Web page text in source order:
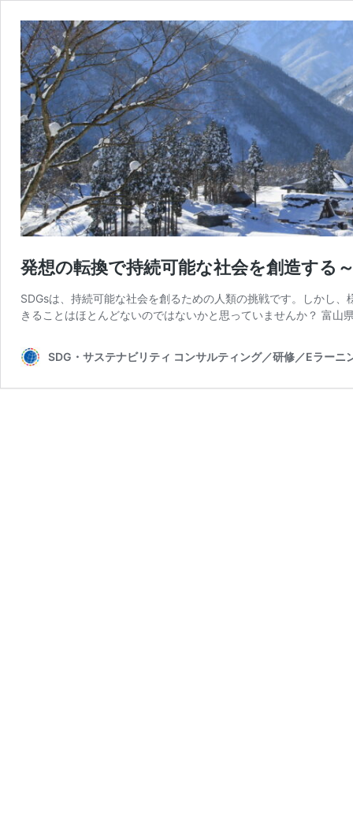
発想の転換で持続可能な社会を創造する
SDGsは、持続可能な社会を創るための人類の挑戦です。しかし
きることはほとんどないのではないかと思っていませんか？ 富
SDG・サステナビリティ コンサルティング／研修／Eラー